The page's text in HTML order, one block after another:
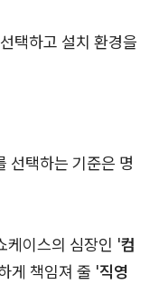
택하고 설치 환경을
선택하는 기준은 명
케이스의 심장인 '컴
게 책임져 줄 '직영